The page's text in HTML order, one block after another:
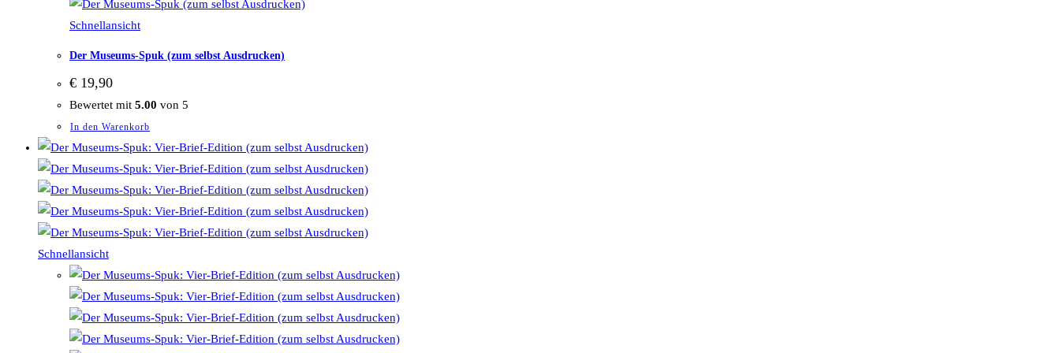
Schnellansicht
Der Museums-Spuk (zum selbst Ausdrucken)
€ 19,90
Bewertet mit 5.00 von 5
In den Warenkorb
Schnellansicht